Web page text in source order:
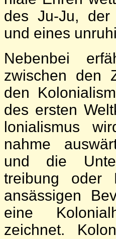
des Ju-Ju, der
und eines
Neben­bei
zwischen den
den
des ersten
lonialis­mus
nahme
und die
treibung oder
an­sässigen
eine
zeichnet.